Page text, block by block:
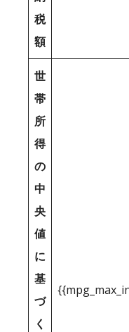
税
額
世
帯
所
得
の
中
央
値
に
基
づ
く